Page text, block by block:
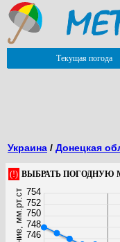
Текущая погода
Украина / Донецкая
(!) ВЫБРАТЬ ПОГОДНУЮ